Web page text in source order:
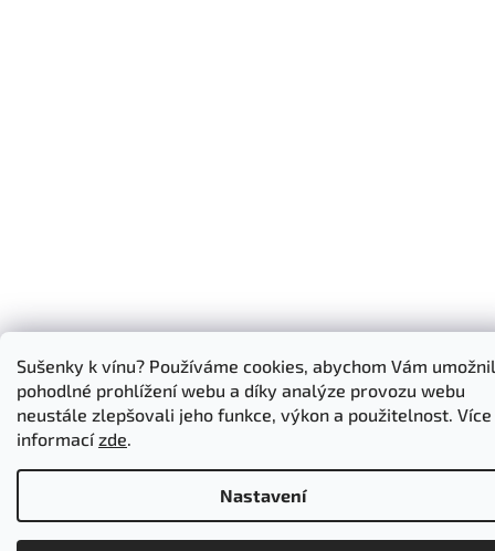
Sušenky k vínu? Používáme cookies, abychom Vám
pohodlné prohlížení webu a díky analýze provozu webu
neustále zlepšovali jeho funkce, výkon a použitelnost. Více
informacízde.
Nastavení